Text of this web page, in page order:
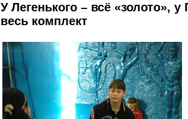
У Легенького – всё «золото»,
весь комплект